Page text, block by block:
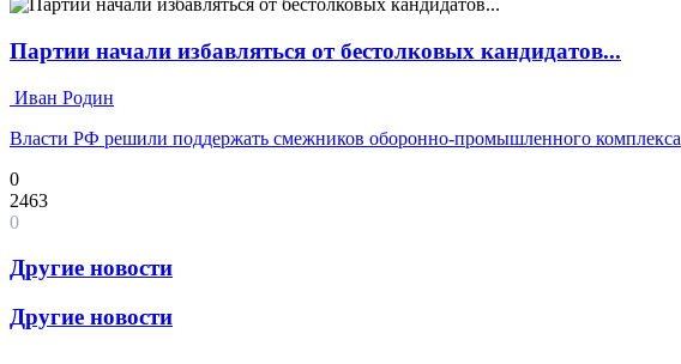
Партии начали избавляться от бестолковых кандидатов...
Иван Родин
Власти РФ решили поддержать смежников оборонно-промышленного комплекса
0
2463
0
Другие новости
Другие новости